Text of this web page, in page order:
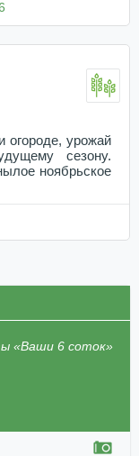
огороде, урожай
сезону.
ноябрьское
«Ваши 6 соток»